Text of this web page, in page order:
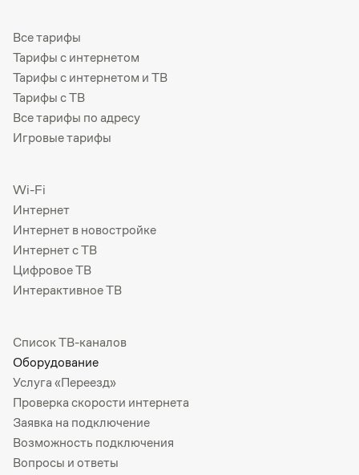
Все тарифы
Тарифы с интернетом
Тарифы с интернетом и ТВ
Тарифы с ТВ
Все тарифы по адресу
Игровые тарифы
Wi-Fi
Интернет
Интернет в новостройке
Интернет с ТВ
Цифровое ТВ
Интерактивное ТВ
Список ТВ-каналов
Оборудование
Услуга «Переезд»
Проверка скорости интернета
Заявка на подключение
Возможность подключения
Вопросы и ответы